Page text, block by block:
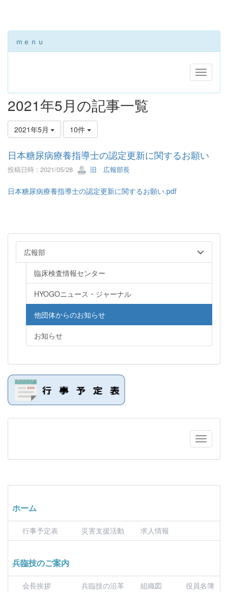
ｍｅｎｕ
2021年5月の記事一覧
2021年5月 10件
日本糖尿病療養指導士の認定更新に関するお願い
投稿日時 : 2021/05/28 旧 広報部長
日本糖尿病療養指導士の認定更新に関するお願い.pdf
広報部
臨床検査情報センター
HYOGOニュース・ジャーナル
他団体からのお知らせ
お知らせ
ホーム
行事予定表 災害支援活動 求人情報
兵臨技のご案内
会長挨拶 兵臨技の沿革 組織図 役員名簿